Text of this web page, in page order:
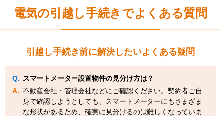
電気の引越し手続きでよくある質問
引越し手続き前に解決したいよくある疑問
スマートメーター設置物件の見分け方は？
不動産会社・管理会社などにご確認ください。契約者ご自
身で確認しようとしても、スマートメーターにもさまざま
な形状があるため、確実に見分けるのは難しくなっていま